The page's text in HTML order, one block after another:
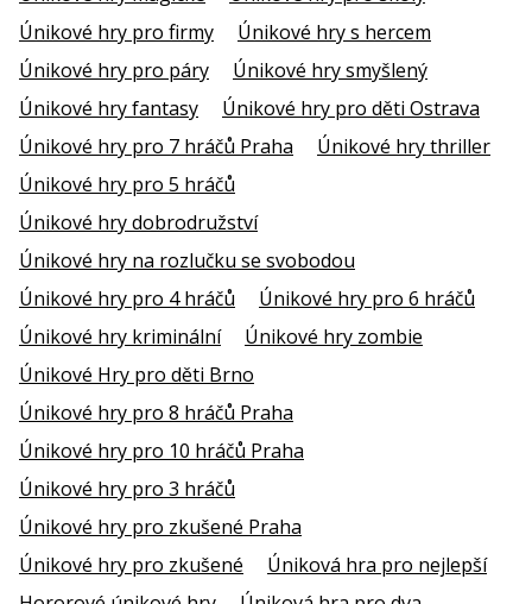
Únikové hry pro firmy
Únikové hry s hercem
Únikové hry pro páry
Únikové hry smyšlený
Únikové hry fantasy
Únikové hry pro děti Ostrava
Únikové hry pro 7 hráčů Praha
Únikové hry thriller
Únikové hry pro 5 hráčů
Únikové hry dobrodružství
Únikové hry na rozlučku se svobodou
Únikové hry pro 4 hráčů
Únikové hry pro 6 hráčů
Únikové hry kriminální
Únikové hry zombie
Únikové Hry pro děti Brno
Únikové hry pro 8 hráčů Praha
Únikové hry pro 10 hráčů Praha
Únikové hry pro 3 hráčů
Únikové hry pro zkušené Praha
Únikové hry pro zkušené
Úniková hra pro nejlepší